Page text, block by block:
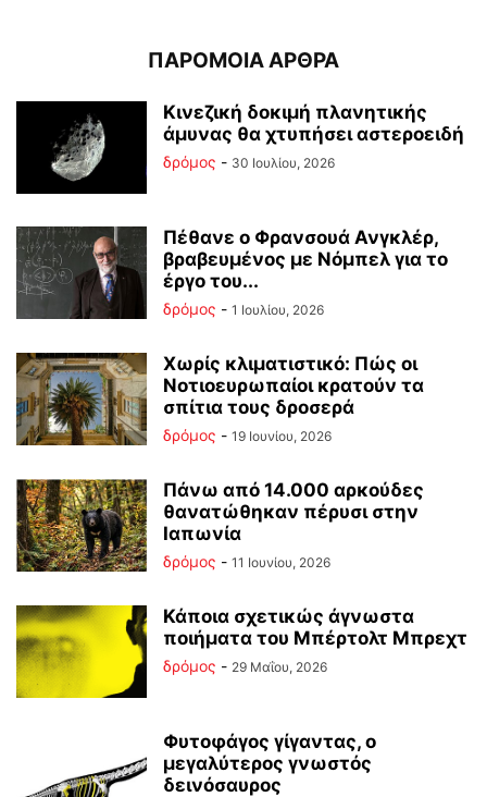
ΠΑΡΟΜΟΙΑ ΑΡΘΡΑ
Κινεζική δοκιμή πλανητικής
άμυνας θα χτυπήσει αστεροειδή
δρόμος - 30 Ιουλίου, 2026
Πέθανε ο Φρανσουά Ανγκλέρ,
βραβευμένος με Νόμπελ για το
έργο του...
δρόμος - 1 Ιουλίου, 2026
Χωρίς κλιματιστικό: Πώς οι
Νοτιοευρωπαίοι κρατούν τα
σπίτια τους δροσερά
δρόμος - 19 Ιουνίου, 2026
Πάνω από 14.000 αρκούδες
θανατώθηκαν πέρυσι στην
Ιαπωνία
δρόμος - 11 Ιουνίου, 2026
Κάποια σχετικώς άγνωστα
ποιήματα του Μπέρτολτ Μπρεχτ
δρόμος - 29 Μαΐου, 2026
Φυτοφάγος γίγαντας, ο
μεγαλύτερος γνωστός
δεινόσαυρος